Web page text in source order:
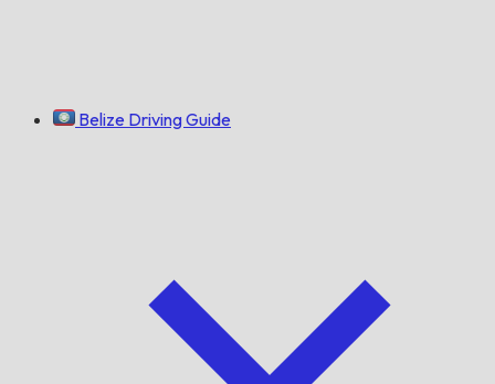
Belize Driving Guide